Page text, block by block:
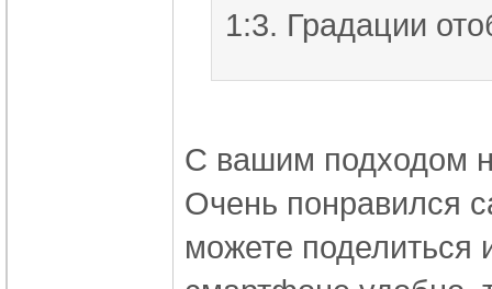
1:3. Градации
С вашим подходом
Очень понравился
можете поделиться